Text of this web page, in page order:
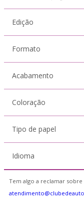
Edição
Formato
Acabamento
Coloração
Tipo de papel
Idioma
Tem algo a reclamar